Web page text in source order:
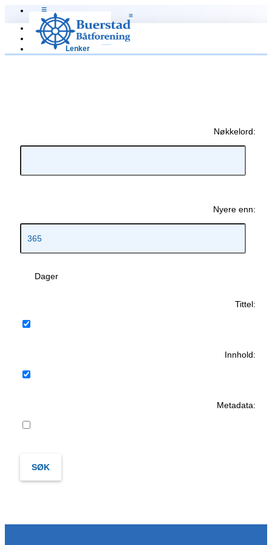
≡
≡
Hjem
Om oss
Lenker
Nøkkelord:
Nyere enn:
Dager
Tittel:
Innhold:
Metadata: